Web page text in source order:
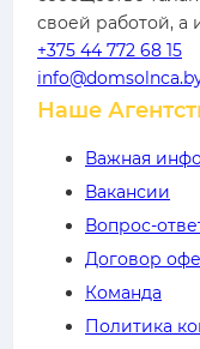
своей работой,
+375 44 772 68 15
Наше
Важная
Вакансии
Вопрос-
Договор
Команда
Политика